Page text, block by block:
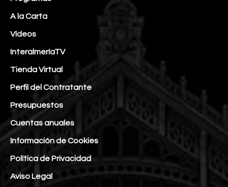
A la Carta
Vídeos
InteralmeríaTV
Tienda Virtual
Perfil del Contratante
Presupuestos
Cuentas anuales
Información de Cookies
Política de Privacidad
Aviso Legal